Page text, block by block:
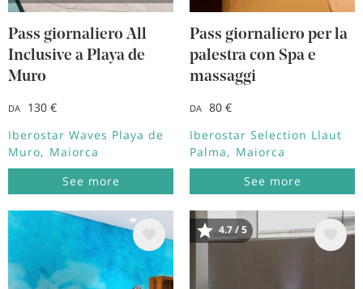
Pass giornaliero All
Inclusive a Playa de
Muro
DA
130 €
Iberostar Waves Playa de
Muro
Maiorca
See more
Pass giornaliero per la
palestra con Spa e
massaggi
DA
80 €
Iberostar Selection Llaut
Palma
Maiorca
See more
Immagine Immagine
4.7 / 5